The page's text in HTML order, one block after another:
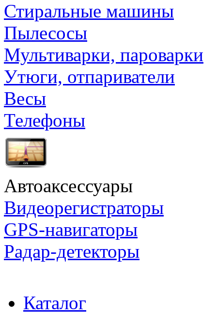
Стиральные машины
Пылесосы
Мультиварки, пароварки
Утюги, отпариватели
Весы
Телефоны
Автоаксессуары
Видеорегистраторы
GPS-навигаторы
Радар-детекторы
Каталог